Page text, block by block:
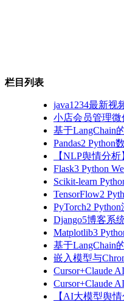
栏目列表
java1234最新视
小店会员管理
基于LangChain
Pandas2
【NLP舆情分
Flask3 Python
Scikit-learn
TensorFlow2
PyTorch2
Django5博客系
Matplotlib3
基于LangChain
嵌入模型与
Cursor+Claude
Cursor+Claude
【AI大模型舆